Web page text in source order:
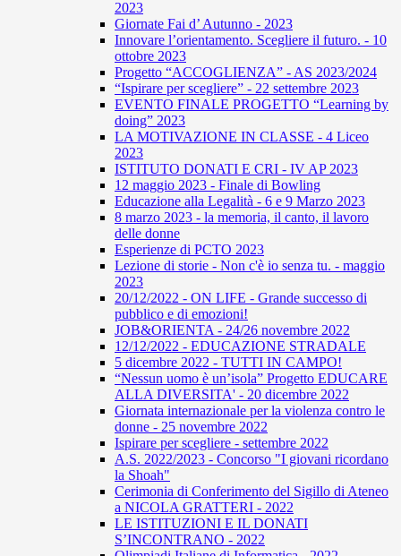
2023
Giornate Fai d’ Autunno - 2023
Innovare l’orientamento. Scegliere il futuro. - 10
ottobre 2023
Progetto “ACCOGLIENZA” - AS 2023/2024
“Ispirare per scegliere” - 22 settembre 2023
EVENTO FINALE PROGETTO “Learning by
doing” 2023
LA MOTIVAZIONE IN CLASSE - 4 Liceo
2023
ISTITUTO DONATI E CRI - IV AP 2023
12 maggio 2023 - Finale di Bowling
Educazione alla Legalità - 6 e 9 Marzo 2023
8 marzo 2023 - la memoria, il canto, il lavoro
delle donne
Esperienze di PCTO 2023
Lezione di storie - Non c'è io senza tu. - maggio
2023
20/12/2022 - ON LIFE - Grande successo di
pubblico e di emozioni!
JOB&ORIENTA - 24/26 novembre 2022
12/12/2022 - EDUCAZIONE STRADALE
5 dicembre 2022 - TUTTI IN CAMPO!
“Nessun uomo è un’isola” Progetto EDUCARE
ALLA DIVERSITA' - 20 dicembre 2022
Giornata internazionale per la violenza contro le
donne - 25 novembre 2022
Ispirare per scegliere - settembre 2022
A.S. 2022/2023 - Concorso "I giovani ricordano
la Shoah"
Cerimonia di Conferimento del Sigillo di Ateneo
a NICOLA GRATTERI - 2022
LE ISTITUZIONI E IL DONATI
S’INCONTRANO - 2022